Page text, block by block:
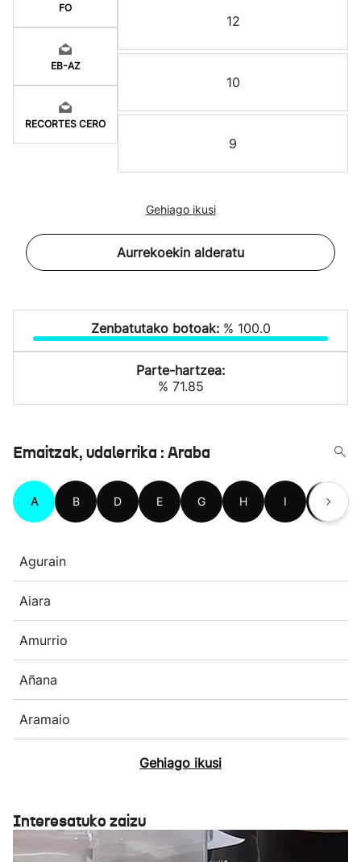
FO
EB-AZ
RECORTES CERO
12
10
9
Gehiago ikusi
Aurrekoekin alderatu
Zenbatutako botoak: % 100.0
Parte-hartzea:
% 71.85
Emaitzak, udalerrika : Araba
A B D E G H I K
Agurain
Aiara
Amurrio
Añana
Aramaio
Gehiago ikusi
Interesatuko zaizu